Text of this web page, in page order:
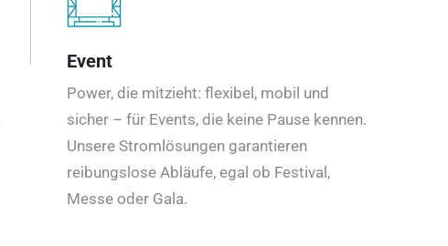
Event
Power, die mitzieht: flexibel, mobil und
sicher – für Events, die keine Pause kennen.
Unsere Stromlösungen garantieren
reibungslose Abläufe, egal ob Festival,
Messe oder Gala.